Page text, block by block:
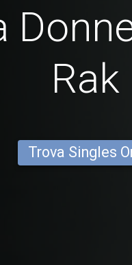
Rak
Trova Singles